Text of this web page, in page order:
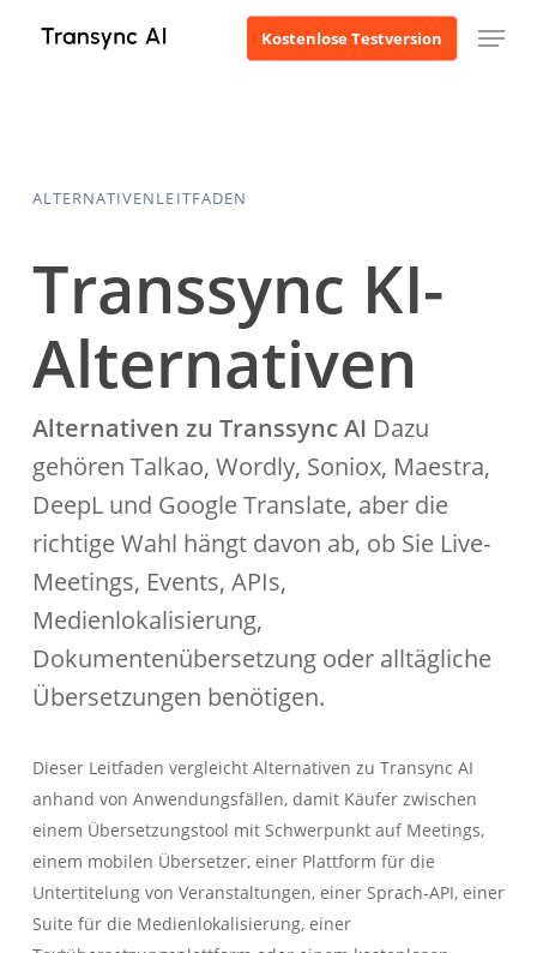
Hauptinhalt
Kostenlose Testversion Menü
ALTERNATIVENLEITFADEN
Transsync KI-
Alternativen
Alternativen zu Transsync AI Dazu
gehören Talkao, Wordly, Soniox, Maestra,
DeepL und Google Translate, aber die
richtige Wahl hängt davon ab, ob Sie Live-
Meetings, Events, APIs,
Medienlokalisierung,
Dokumentenübersetzung oder alltägliche
Übersetzungen benötigen.
Dieser Leitfaden vergleicht Alternativen zu Transync AI
anhand von Anwendungsfällen, damit Käufer zwischen
einem Übersetzungstool mit Schwerpunkt auf Meetings,
einem mobilen Übersetzer, einer Plattform für die
Untertitelung von Veranstaltungen, einer Sprach-API, einer
Suite für die Medienlokalisierung, einer